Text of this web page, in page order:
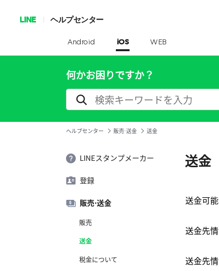
LINE ヘルプセンター
Android iOS WEB
何かお困りですか？
ヘルプセンター 販売⋅送金 送金
LINEスタンプメーカー
登録
販売⋅送金
販売
送金
税金について
送金
送金可
送金先
送金先